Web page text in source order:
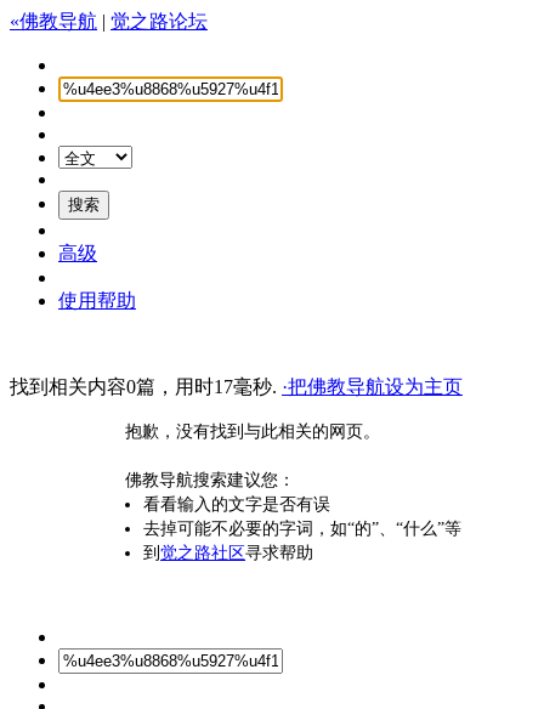
«佛教导航 | 觉之路论坛
高级
使用帮助
找到相关内容0篇，用时17毫秒. ·把佛教导航设为主页
抱歉，没有找到与此相关的网页。
佛教导航搜索建议您：
看看输入的文字是否有误
去掉可能不必要的字词，如“的”、“什么”等
到 觉之路社区寻求帮助